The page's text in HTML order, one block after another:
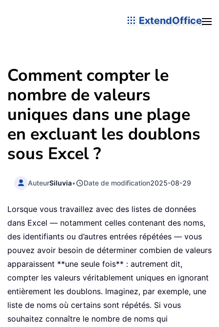
ExtendOffice
Comment compter le
nombre de valeurs
uniques dans une plage
en excluant les doublons
sous Excel ?
AuteurSiluvia• Date de modification2025-08-29
Lorsque vous travaillez avec des listes de données
dans Excel — notamment celles contenant des noms,
des identifiants ou d’autres entrées répétées — vous
pouvez avoir besoin de déterminer combien de valeurs
apparaissent **une seule fois** : autrement dit,
compter les valeurs véritablement uniques en ignorant
entièrement les doublons. Imaginez, par exemple, une
liste de noms où certains sont répétés. Si vous
souhaitez connaître le nombre de noms qui